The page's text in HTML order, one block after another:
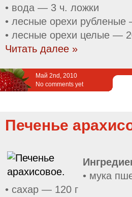
• вода — 3 ч. ложки
• лесные орехи рубленые
• лесные орехи целые —
Читать далее »
Май 2nd, 2010
No comments yet
Печенье
• мука
• сахар — 120 г